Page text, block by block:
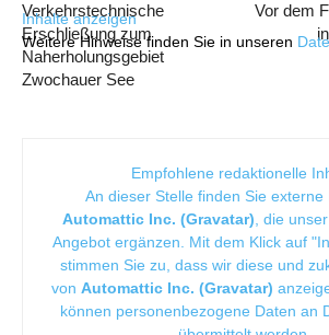
Inhalte anzeigen
Weitere Hinweise finden Sie in unseren
Verkehrstechnische
Erschließung zum
Naherholungsgebiet
Zwochauer See
Vor dem
Empfohlene redaktionelle
An dieser Stelle finden Sie externe
Automattic Inc. (Gravatar), die
Angebot ergänzen. Mit dem Klick auf
stimmen Sie zu, dass wir diese und
von Automattic Inc. (Gravatar)
können personenbezogene Daten an